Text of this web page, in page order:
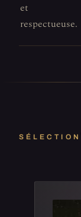
et
respectueuse.
SÉLECTION